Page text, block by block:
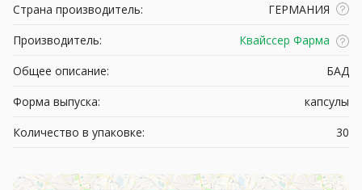
Страна производитель:
ГЕРМАНИЯ
Производитель:
Квайссер Фарма
Общее описание:
БАД
Форма выпуска:
капсулы
Количество в упаковке:
30